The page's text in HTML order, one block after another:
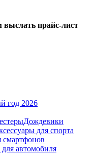
прайс-лист
год 2026
Дождевики
для спорта
смартфонов
автомобиля